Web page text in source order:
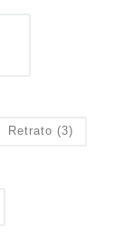
Retrato (3)